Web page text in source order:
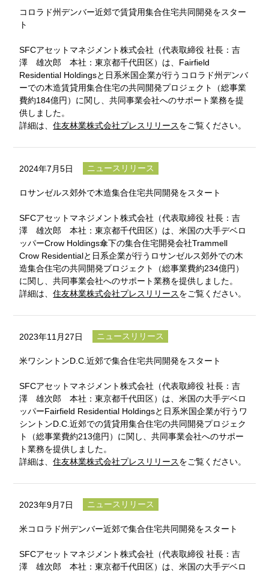
コロラド州デンバー近郊で賃貸用集合住宅共同開発をスター
ト
SFCアセットマネジメント株式会社（代表取締役 社長：吉
澤 雄次郎 本社：東京都千代田区）は、Fairfield
Residential Holdingsと日系米国企業が行うコロラド州デンバ
ーでの木造賃貸用集合住宅の共同開発プロジェクト（総事業
費約184億円）に関し、共同事業会社へのサポート業務を提
供しました。
詳細は、住友林業株式会社プレスリリースをご覧ください。
2024年7月5日 ニュースリリース
ロサンゼルス郊外で木造集合住宅共同開発をスタート
SFCアセットマネジメント株式会社（代表取締役 社長：吉
澤 雄次郎 本社：東京都千代田区）は、米国の大手デベロ
ッパーCrow Holdings傘下の集合住宅開発会社Trammell
Crow Residentialと日系企業が行うロサンゼルス郊外での木
造集合住宅の共同開発プロジェクト（総事業費約234億円）
に関し、共同事業会社へのサポート業務を提供しました。
詳細は、住友林業株式会社プレスリリースをご覧ください。
2023年11月27日 ニュースリリース
米ワシントンD.C.近郊で集合住宅共同開発をスタート
SFCアセットマネジメント株式会社（代表取締役 社長：吉
澤 雄次郎 本社：東京都千代田区）は、米国の大手デベロ
ッパーFairfield Residential Holdingsと日系米国企業が行うワ
シントンD.C.近郊での賃貸用集合住宅の共同開発プロジェク
ト（総事業費約213億円）に関し、共同事業会社へのサポー
ト業務を提供しました。
詳細は、住友林業株式会社プレスリリースをご覧ください。
2023年9月7日 ニュースリリース
米コロラド州デンバー近郊で集合住宅共同開発をスタート
SFCアセットマネジメント株式会社（代表取締役 社長：吉
澤 雄次郎 本社：東京都千代田区）は、米国の大手デベロ